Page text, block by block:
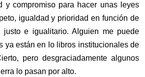
y compromiso para hacer unas leyes
igualdad y prioridad en función de
e igualitario. Alguien me puede
ya están en lo libros institucionales de
pero desgraciadamente algunos
lo pasan por alto.